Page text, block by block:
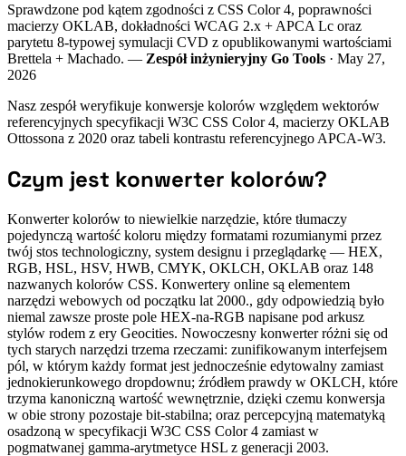
Sprawdzone pod kątem zgodności z CSS Color 4, poprawności
macierzy OKLAB, dokładności WCAG 2.x + APCA Lc oraz
parytetu 8-typowej symulacji CVD z opublikowanymi wartościami
Brettela + Machado. — Zespół inżynieryjny Go Tools · May 27,
2026
Nasz zespół weryfikuje konwersje kolorów względem wektorów
referencyjnych specyfikacji W3C CSS Color 4, macierzy OKLAB
Ottossona z 2020 oraz tabeli kontrastu referencyjnego APCA-W3.
Czym jest konwerter kolorów?
Konwerter kolorów to niewielkie narzędzie, które tłumaczy
pojedynczą wartość koloru między formatami rozumianymi przez
twój stos technologiczny, system designu i przeglądarkę — HEX,
RGB, HSL, HSV, HWB, CMYK, OKLCH, OKLAB oraz 148
nazwanych kolorów CSS. Konwertery online są elementem
narzędzi webowych od początku lat 2000., gdy odpowiedzią było
niemal zawsze proste pole HEX-na-RGB napisane pod arkusz
stylów rodem z ery Geocities. Nowoczesny konwerter różni się od
tych starych narzędzi trzema rzeczami: zunifikowanym interfejsem
pól, w którym każdy format jest jednocześnie edytowalny zamiast
jednokierunkowego dropdownu; źródłem prawdy w OKLCH, które
trzyma kanoniczną wartość wewnętrznie, dzięki czemu konwersja
w obie strony pozostaje bit-stabilna; oraz percepcyjną matematyką
osadzoną w specyfikacji W3C CSS Color 4 zamiast w
pogmatwanej gamma-arytmetyce HSL z generacji 2003.